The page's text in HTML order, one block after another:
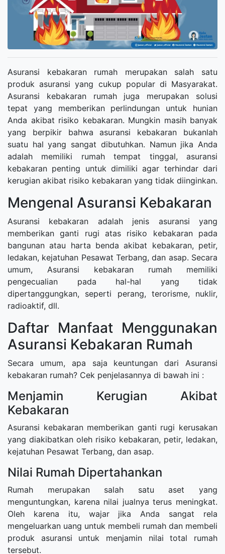
Asuransi kebakaran rumah merupakan salah satu
produk asuransi yang cukup popular di Masyarakat.
Asuransi kebakaran rumah juga merupakan solusi
tepat yang memberikan perlindungan untuk hunian
Anda akibat risiko kebakaran. Mungkin masih banyak
yang berpikir bahwa asuransi kebakaran bukanlah
suatu hal yang sangat dibutuhkan. Namun jika Anda
adalah memiliki rumah tempat tinggal, asuransi
kebakaran penting untuk dimiliki agar terhindar dari
kerugian akibat risiko kebakaran yang tidak diinginkan.
Mengenal Asuransi Kebakaran
Asuransi kebakaran adalah jenis asuransi yang
memberikan ganti rugi atas risiko kebakaran pada
bangunan atau harta benda akibat kebakaran, petir,
ledakan, kejatuhan Pesawat Terbang, dan asap. Secara
umum, Asuransi kebakaran rumah memiliki
pengecualian pada hal-hal yang tidak
dipertanggungkan, seperti perang, terorisme, nuklir,
radioaktif, dll.
Daftar Manfaat Menggunakan
Asuransi Kebakaran Rumah
Secara umum, apa saja keuntungan dari Asuransi
kebakaran rumah? Cek penjelasannya di bawah ini :
Menjamin Kerugian Akibat
Kebakaran
Asuransi kebakaran memberikan ganti rugi kerusakan
yang diakibatkan oleh risiko kebakaran, petir, ledakan,
kejatuhan Pesawat Terbang, dan asap.
Nilai Rumah Dipertahankan
Rumah merupakan salah satu aset yang
menguntungkan, karena nilai jualnya terus meningkat.
Oleh karena itu, wajar jika Anda sangat rela
mengeluarkan uang untuk membeli rumah dan membeli
produk asuransi untuk menjamin nilai total rumah
tersebut.